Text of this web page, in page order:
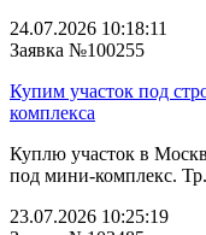
24.07.2026 10:18:11
Заявка №100255
Купим участок под
комплекса
Куплю участок в
под мини-комплекс.
23.07.2026 10:25:19